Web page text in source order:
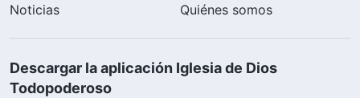
Noticias
Quiénes somos
Descargar la aplicación Iglesia de Dios
Todopoderoso